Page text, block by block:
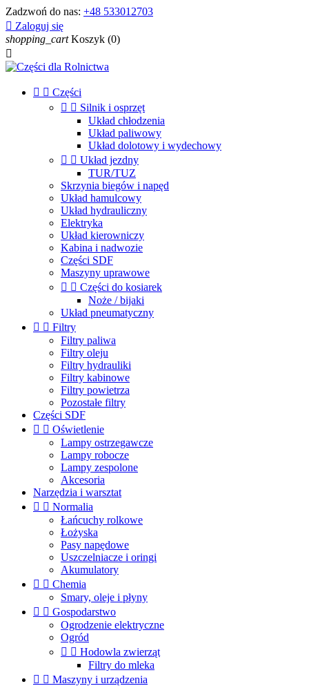
Zadzwoń do nas: +48 533012703
 Zaloguj się
shopping_cart Koszyk (0)

  Części
  Silnik i osprzęt
Układ chłodzenia
Układ paliwowy
Układ dolotowy i wydechowy
  Układ jezdny
TUR/TUZ
Skrzynia biegów i napęd
Układ hamulcowy
Układ hydrauliczny
Elektryka
Układ kierowniczy
Kabina i nadwozie
Części SDF
Maszyny uprawowe
  Części do kosiarek
Noże / bijaki
Układ pneumatyczny
  Filtry
Filtry paliwa
Filtry oleju
Filtry hydrauliki
Filtry kabinowe
Filtry powietrza
Pozostałe filtry
Części SDF
  Oświetlenie
Lampy ostrzegawcze
Lampy robocze
Lampy zespolone
Akcesoria
Narzędzia i warsztat
  Normalia
Łańcuchy rolkowe
Łożyska
Pasy napędowe
Uszczelniacze i oringi
Akumulatory
  Chemia
Smary, oleje i płyny
  Gospodarstwo
Ogrodzenie elektryczne
Ogród
  Hodowla zwierząt
Filtry do mleka
  Maszyny i urządzenia